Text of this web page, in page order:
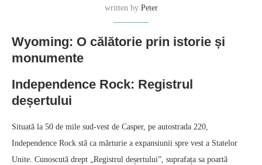
written by Peter
Wyoming: O călătorie prin istorie și
monumente
Independence Rock: Registrul
deșertului
Situată la 50 de mile sud-vest de Casper, pe autostrada 220,
Independence Rock stă ca mărturie a expansiunii spre vest a Statelor
Unite. Cunoscută drept „Registrul deșertului”, suprafața sa poartă